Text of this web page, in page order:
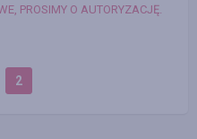
PROSIMY O AUTORYZACJĘ.
2